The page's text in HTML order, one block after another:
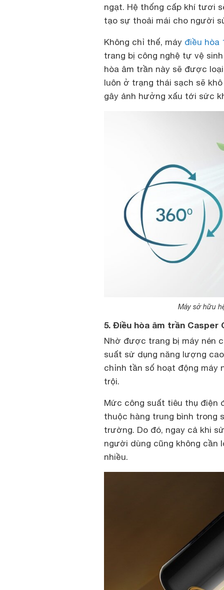
ngạt. Hệ thống cấp khí tươi
tạo sự thoải mái cho người
Không chỉ thế, máy điều hòa
trang bị công nghệ tự vệ
hòa âm trần này sẽ được
luôn ở trạng thái sạch sẽ
gây ảnh hưởng xấu tới sức
Máy sở hữu
5. Điều hòa âm trần Casper
Nhờ được trang bị máy nén
suất sử dụng năng lượng
chỉnh tần số hoạt động máy
trội.
Mức công suất tiêu thụ điện
thuộc hàng trung bình trong
trường. Do đó, ngay cả khi
người dùng cũng không cần
nhiều.